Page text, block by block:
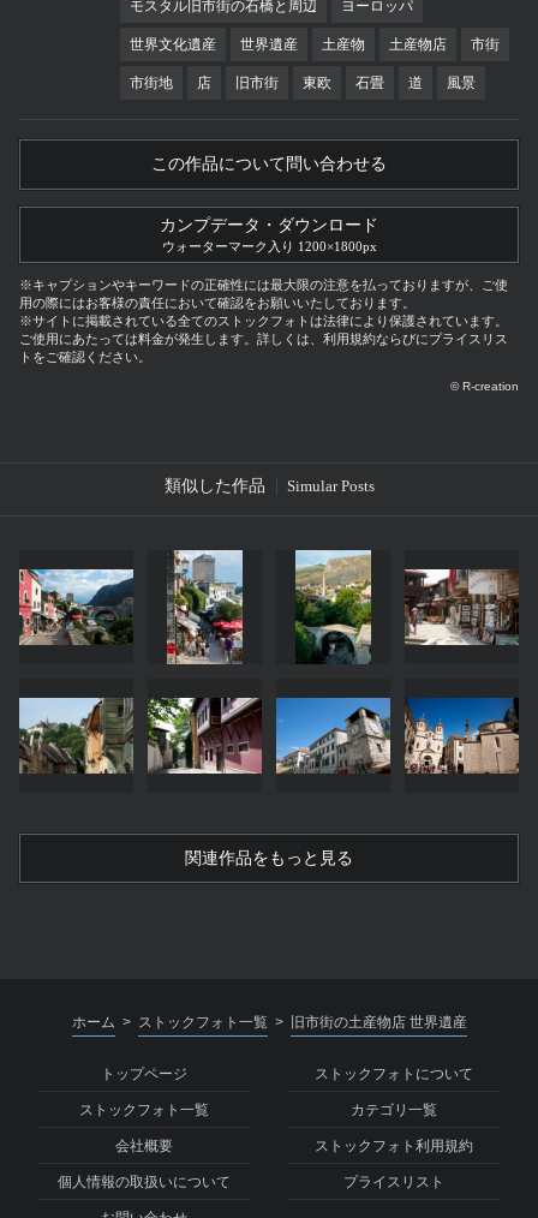
モスタル旧市街の石橋と周辺 ヨーロッパ
世界文化遺産 世界遺産 土産物 土産物店 市街
市街地 店 旧市街 東欧 石畳 道 風景
この作品について問い合わせる
カンプデータ・ダウンロード
ウォーターマーク入り 1200×1800px
※キャプションやキーワードの正確性には最大限の注意を払っておりますが、ご使
用の際にはお客様の責任において確認をお願いいたしております。
※サイトに掲載されている全てのストックフォトは法律により保護されています。
ご使用にあたっては料金が発生します。詳しくは、利用規約ならびにプライスリス
トをご確認ください。
© R-creation
類似した作品 Simular Posts
関連作品をもっと見る
ホーム > ストックフォト一覧 > 旧市街の土産物店 世界遺産
トップページ ストックフォトについて
ストックフォト一覧 カテゴリ一覧
会社概要 ストックフォト利用規約
個人情報の取扱いについて プライスリスト